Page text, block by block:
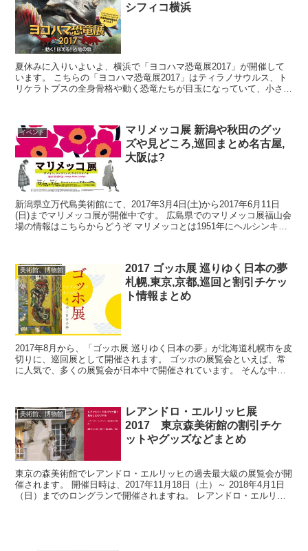
シフィコ横浜
夏休みに入りいよいよ、横浜で「ヨコハマ恐竜展2017」が開催して
います。 こちらの「ヨコハマ恐竜展2017」はティラノサウルス、ト
リケラトプスの全身骨格や動く恐竜たちが目玉になっていて、小さな
イベント
マリメッコ展 新潟や秋田のグッ
ズや見どころ,巡回まとめ名古屋,
大阪は?
新潟県立万代島美術館にて、2017年3月4日(土)から2017年6月11日
(日)までマリメッコ展が開催中です。 広島県でのマリメッコ展福山会
場の情報はこちらからどうぞ マリメッコとは1951年にヘルシンキで
美術館、博物館
2017 ゴッホ展 巡りゆく日本の夢
札幌,東京,京都,巡回と割引チケッ
ト情報まとめ
2017年8月から、「ゴッホ展 巡りゆく日本の夢」が北海道札幌市を皮
切りに、巡回展として開催されます。 ゴッホの展覧会といえば、常
に人気で、多くの展覧会が日本中で開催されています。 そんな中、
美術館、博物館
レアンドロ・エルリッヒ展
2017 東京森美術館の割引チケ
ットやグッズなどまとめ
東京の森美術館でレアンドロ・エルリッヒの過去最大級の展覧会が開
催されます。 開催日時は、2017年11月18日（土）～ 2018年4月1日
（日）までのロングランで開催されますね。 レアンドロ・エルリッ